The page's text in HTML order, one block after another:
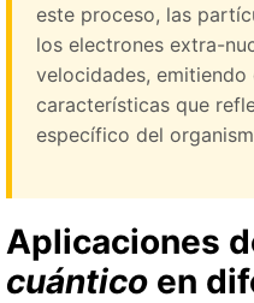
este proceso, las
los electrones extra-
velocidades,
características que
específico del
Aplicaciones
cuántico en